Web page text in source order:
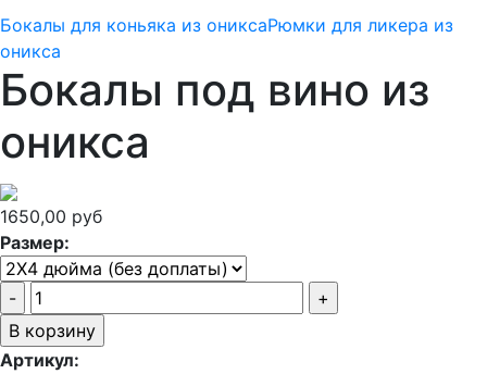
Бокалы для коньяка из ониксаРюмки для ликера из
оникса
Бокалы под вино из
оникса
1650,00 руб
Размер:
Артикул: